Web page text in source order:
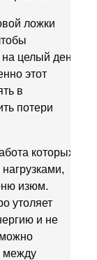
ложки
целый день.
этот
в
потери
которых
изюм.
утоляет
и не
между